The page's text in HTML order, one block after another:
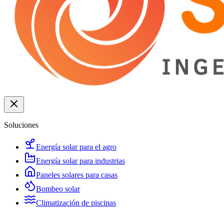
Soluciones
Energía solar para el agro
Energía solar para industrias
Paneles solares para casas
Bombeo solar
Climatización de piscinas